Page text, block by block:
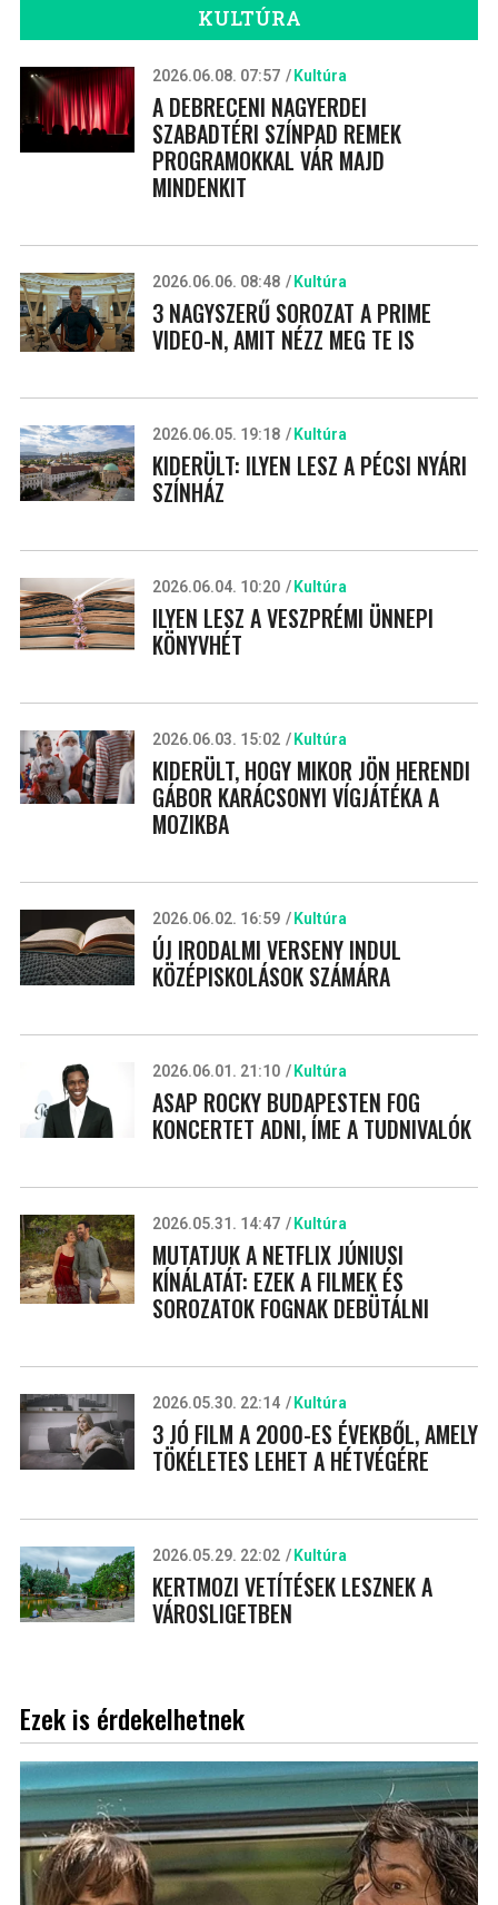
KULTÚRA
2026.06.08. 07:57 Kultúra
A DEBRECENI NAGYERDEI
SZABADTÉRI SZÍNPAD REMEK
PROGRAMOKKAL VÁR MAJD
MINDENKIT
2026.06.06. 08:48 Kultúra
3 NAGYSZERŰ SOROZAT A PRIME
VIDEO-N, AMIT NÉZZ MEG TE IS
2026.06.05. 19:18 Kultúra
KIDERÜLT: ILYEN LESZ A PÉCSI NYÁRI
SZÍNHÁZ
2026.06.04. 10:20 Kultúra
ILYEN LESZ A VESZPRÉMI ÜNNEPI
KÖNYVHÉT
2026.06.03. 15:02 Kultúra
KIDERÜLT, HOGY MIKOR JÖN HERENDI
GÁBOR KARÁCSONYI VÍGJÁTÉKA A
MOZIKBA
2026.06.02. 16:59 Kultúra
ÚJ IRODALMI VERSENY INDUL
KÖZÉPISKOLÁSOK SZÁMÁRA
2026.06.01. 21:10 Kultúra
ASAP ROCKY BUDAPESTEN FOG
KONCERTET ADNI, ÍME A TUDNIVALÓK
2026.05.31. 14:47 Kultúra
MUTATJUK A NETFLIX JÚNIUSI
KÍNÁLATÁT: EZEK A FILMEK ÉS
SOROZATOK FOGNAK DEBÜTÁLNI
2026.05.30. 22:14 Kultúra
3 JÓ FILM A 2000-ES ÉVEKBŐL, AMELY
TÖKÉLETES LEHET A HÉTVÉGÉRE
2026.05.29. 22:02 Kultúra
KERTMOZI VETÍTÉSEK LESZNEK A
VÁROSLIGETBEN
Ezek is érdekelhetnek